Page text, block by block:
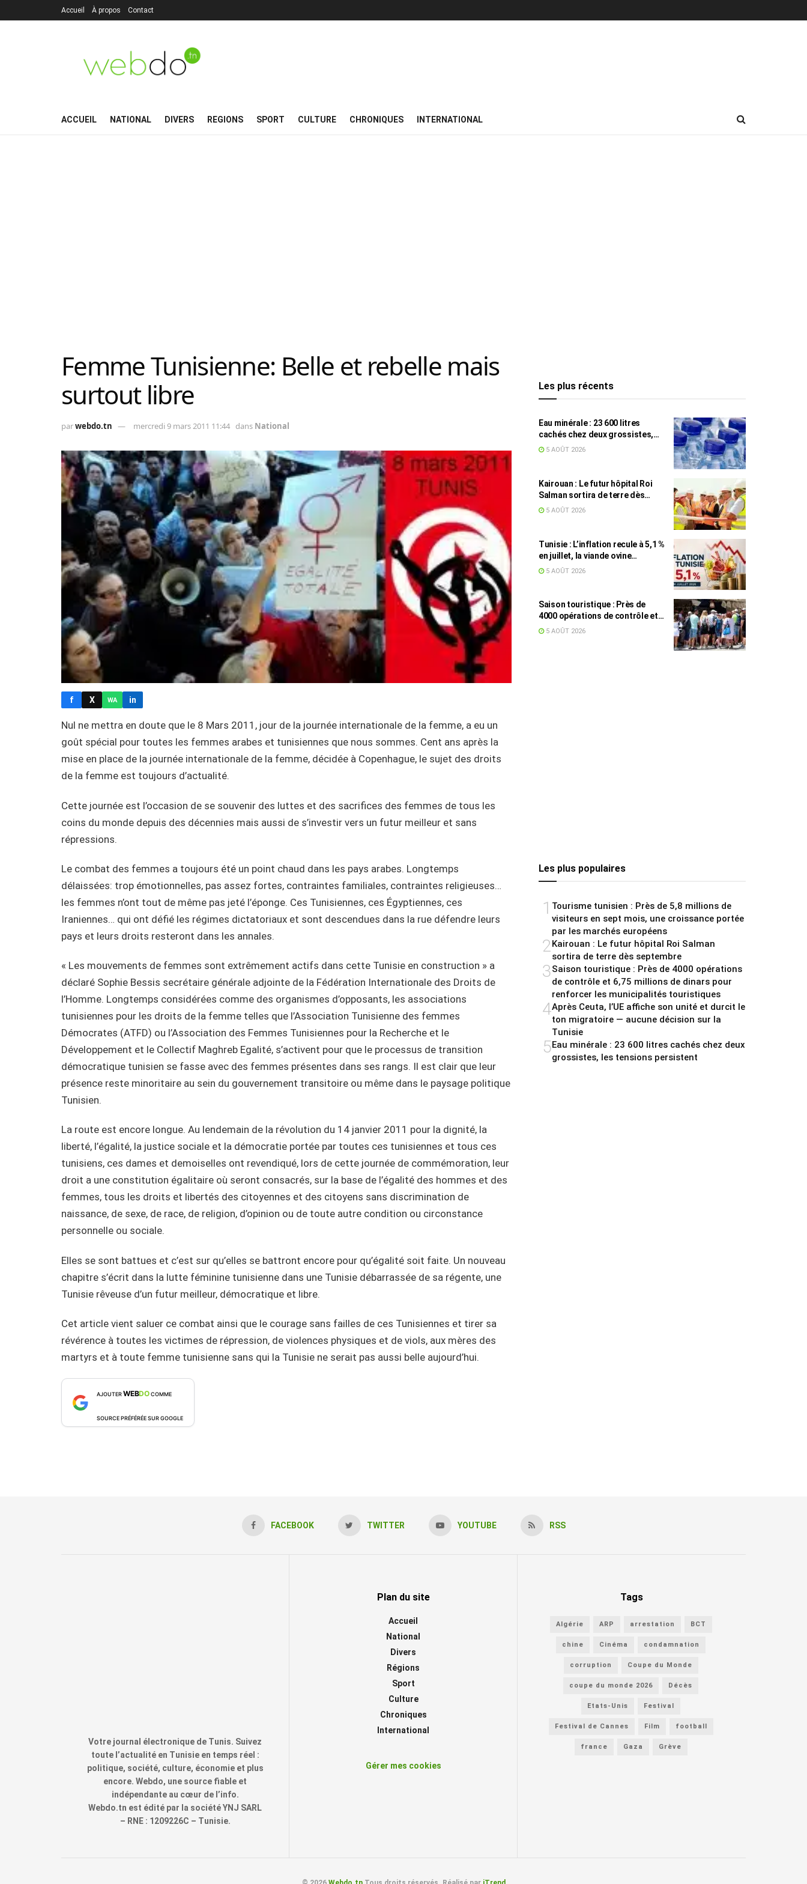
Accueil À propos Contact
ACCUEIL NATIONAL DIVERS REGIONS SPORT CULTURE CHRONIQUES INTERNATIONAL
Femme Tunisienne: Belle et rebelle mais
surtout libre
parwebdo.tn mercredi 9 mars 2011 11:44 dans National
f X WA in
Nul ne mettra en doute que le 8 Mars 2011, jour de la journée internationale de la femme, a eu un
goût spécial pour toutes les femmes arabes et tunisiennes que nous sommes. Cent ans après la
mise en place de la journée internationale de la femme, décidée à Copenhague, le sujet des droits
de la femme est toujours d’actualité.
Cette journée est l’occasion de se souvenir des luttes et des sacrifices des femmes de tous les
coins du monde depuis des décennies mais aussi de s’investir vers un futur meilleur et sans
répressions.
Le combat des femmes a toujours été un point chaud dans les pays arabes. Longtemps
délaissées: trop émotionnelles, pas assez fortes, contraintes familiales, contraintes religieuses…
les femmes n’ont tout de même pas jeté l’éponge. Ces Tunisiennes, ces Égyptiennes, ces
Iraniennes… qui ont défié les régimes dictatoriaux et sont descendues dans la rue défendre leurs
pays et leurs droits resteront dans les annales.
« Les mouvements de femmes sont extrêmement actifs dans cette Tunisie en construction » a
déclaré Sophie Bessis secrétaire générale adjointe de la Fédération Internationale des Droits de
l’Homme. Longtemps considérées comme des organismes d’opposants, les associations
tunisiennes pour les droits de la femme telles que l’Association Tunisienne des femmes
Démocrates (ATFD) ou l’Association des Femmes Tunisiennes pour la Recherche et le
Développement et le Collectif Maghreb Egalité, s’activent pour que le processus de transition
démocratique tunisien se fasse avec des femmes présentes dans ses rangs. Il est clair que leur
présence reste minoritaire au sein du gouvernement transitoire ou même dans le paysage politique
Tunisien.
La route est encore longue. Au lendemain de la révolution du 14 janvier 2011 pour la dignité, la
liberté, l’égalité, la justice sociale et la démocratie portée par toutes ces tunisiennes et tous ces
tunisiens, ces dames et demoiselles ont revendiqué, lors de cette journée de commémoration, leur
droit a une constitution égalitaire où seront consacrés, sur la base de l’égalité des hommes et des
femmes, tous les droits et libertés des citoyennes et des citoyens sans discrimination de
naissance, de sexe, de race, de religion, d’opinion ou de toute autre condition ou circonstance
personnelle ou sociale.
Elles se sont battues et c’est sur qu’elles se battront encore pour qu’égalité soit faite. Un nouveau
chapitre s’écrit dans la lutte féminine tunisienne dans une Tunisie débarrassée de sa régente, une
Tunisie rêveuse d’un futur meilleur, démocratique et libre.
Cet article vient saluer ce combat ainsi que le courage sans failles de ces Tunisiennes et tirer sa
révérence à toutes les victimes de répression, de violences physiques et de viols, aux mères des
martyrs et à toute femme tunisienne sans qui la Tunisie ne serait pas aussi belle aujourd’hui.
AJOUTERWEBDOCOMME
SOURCE PRÉFÉRÉE SUR GOOGLE
Les plus récents
Eau minérale : 23 600 litres
cachés chez deux grossistes,
les tensions persistent
5 AOÛT 2026
Kairouan : Le futur hôpital Roi
Salman sortira de terre dès
septembre
5 AOÛT 2026
Tunisie : L’inflation recule à 5,1 %
en juillet, la viande ovine
toujours en tête des hausses
5 AOÛT 2026
Saison touristique : Près de
4000 opérations de contrôle et
6,75 millions de dinars pour
5 AOÛT 2026
Les plus populaires
1 Tourisme tunisien : Près de 5,8 millions de
visiteurs en sept mois, une croissance portée
par les marchés européens
2Kairouan : Le futur hôpital Roi Salman
sortira de terre dès septembre
3Saison touristique : Près de 4000 opérations
de contrôle et 6,75 millions de dinars pour
renforcer les municipalités touristiques
4Après Ceuta, l’UE affiche son unité et durcit le
ton migratoire — aucune décision sur la
Tunisie
5Eau minérale : 23 600 litres cachés chez deux
grossistes, les tensions persistent
FACEBOOK TWITTER YOUTUBE RSS
Votre journal électronique de Tunis. Suivez
toute l’actualité en Tunisie en temps réel :
politique, société, culture, économie et plus
encore. Webdo, une source fiable et
indépendante au cœur de l’info.
Webdo.tn est édité par la société YNJ SARL
– RNE : 1209226C – Tunisie.
Plan du site
Accueil
National
Divers
Régions
Sport
Culture
Chroniques
International
Gérer mes cookies
Tags
Algérie ARP arrestation BCT
chine Cinéma condamnation
corruption Coupe du Monde
coupe du monde 2026 Décès
Etats-Unis Festival
Festival de Cannes Film football
france Gaza Grève